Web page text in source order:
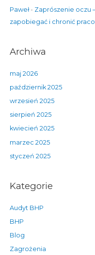
Paweł- Zaprószenie oczu
zapobiegać i chronić
Archiwa
maj 2026
październik 2025
wrzesień 2025
sierpień 2025
kwiecień 2025
marzec 2025
styczeń 2025
Kategorie
Audyt BHP
BHP
Blog
Zagrożenia